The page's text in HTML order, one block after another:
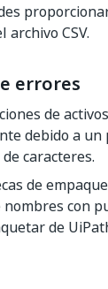
archivo CSV.
errores
de
debido a un
caracteres.
de
nombres con
de